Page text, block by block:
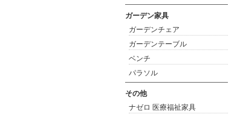
ガーデン家具
ガーデンチェア
ガーデンテーブル
ベンチ
パラソル
その他
ナゼロ 医療福祉家具